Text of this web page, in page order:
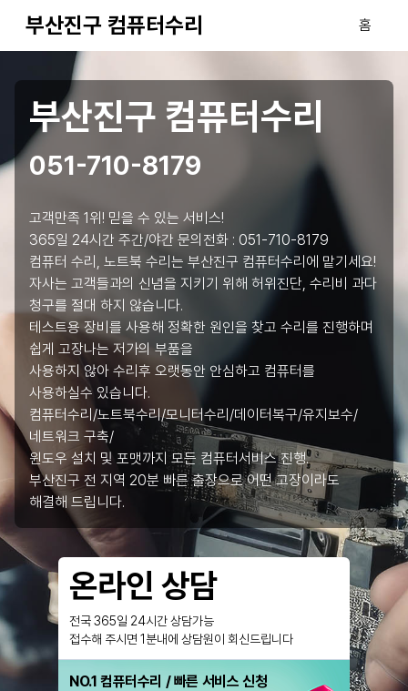
부산진구 컴퓨터수리 홈
부산진구 컴퓨터수리
051-710-8179
고객만족 1위! 믿을 수 있는 서비스!
365일 24시간 주간/야간 문의전화 : 051-710-8179
컴퓨터 수리, 노트북 수리는 부산진구 컴퓨터수리에 맡기세요!
자사는 고객들과의 신념을 지키기 위해 허위진단, 수리비 과다
청구를 절대 하지 않습니다.
테스트용 장비를 사용해 정확한 원인을 찾고 수리를 진행하며
쉽게 고장나는 저가의 부품을
사용하지 않아 수리후 오랫동안 안심하고 컴퓨터를
사용하실수 있습니다.
컴퓨터수리/노트북수리/모니터수리/데이터복구/유지보수/
네트워크 구축/
윈도우 설치 및 포맷까지 모든 컴퓨터서비스 진행.
부산진구 전 지역 20분 빠른 출장으로 어떤 고장이라도
해결해 드립니다.
온라인 상담
전국 365일 24시간 상담가능
접수해 주시면 1분내에 상담원이 회신드립니다
NO.1 컴퓨터수리 / 빠른 서비스 신청